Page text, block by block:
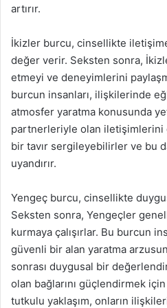
artırır.
İkizler burcu, cinsellikte
değer verir. Seksten sonra,
etmeyi ve deneyimlerini
burcun insanları, ilişkilerinde
atmosfer yaratma konusunda
partnerleriyle olan
bir tavır sergileyebilirler ve bu
uyandırır.
Yengeç burcu, cinsellikte
Seksten sonra, Yengeçler
kurmaya çalışırlar. Bu burcun
güvenli bir alan yaratma
sonrası duygusal bir
olan bağlarını güçlendirmek
tutkulu yaklaşım, onların